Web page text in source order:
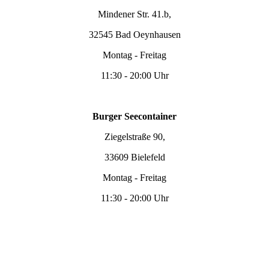
Mindener Str. 41.b,
32545 Bad Oeynhausen
Montag - Freitag
11:30 - 20:00 Uhr
Burger Seecontainer
Ziegelstraße 90,
33609 Bielefeld
Montag - Freitag
11:30 - 20:00 Uhr